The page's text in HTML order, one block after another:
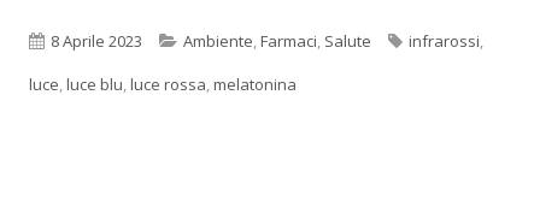
Pubblicato
8 Aprile 2023 Categorie
Ambiente,Farmaci, Salute Tag
infrarossi,
luce,luce blu,luce rossa,melatonina